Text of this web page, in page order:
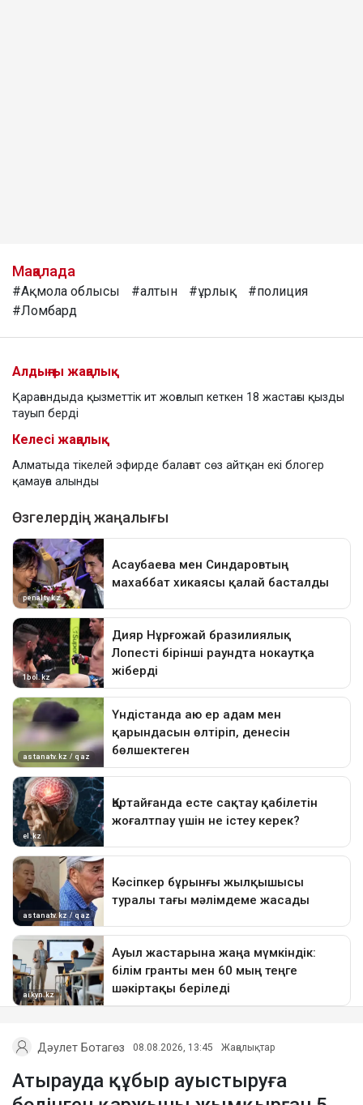
Мақалада
#Ақмола облысы #алтын #ұрлық
#полиция
#Ломбард
Алдыңғы жаңалық
Қарағандыда қызметтік ит жоғалып кеткен 18 жастағы қызды
тауып берді
Келесі жаңалық
Алматыда тікелей эфирде балағат сөз айтқан екі блогер
қамауға алынды
Дәулет Ботагөз 08.08.2026, 13:45 Жаңалықтар
Атырауда құбыр ауыстыруға